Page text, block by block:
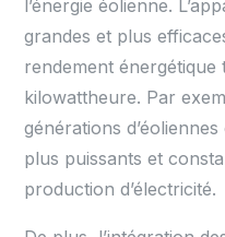
l’énergie éolienne.
grandes et plus
rendement
kilowattheure. Par
générations
plus puissants et
production d’électricité.